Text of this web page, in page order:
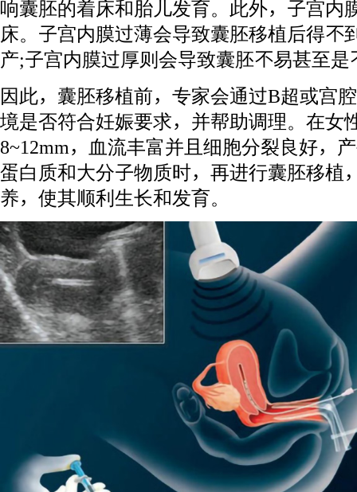
响囊胚的着床和胎儿发育。此外，子宫内
床。子宫内膜过薄会导致囊胚移植后得不
产;子宫内膜过厚则会导致囊胚不易甚至是
因此，囊胚移植前，专家会通过B超或宫
境是否符合妊娠要求，并帮助调理。在女
8~12mm，血流丰富并且细胞分裂良好，
蛋白质和大分子物质时，再进行囊胚移植
养，使其顺利生长和发育。